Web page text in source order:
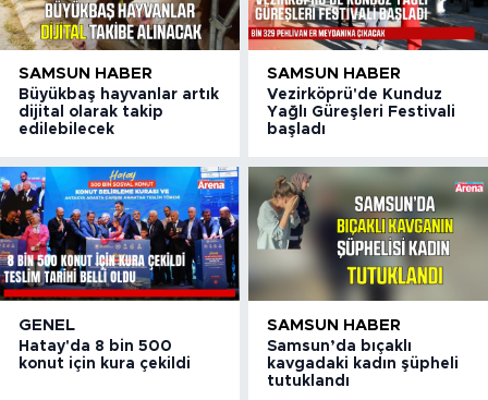
SAMSUN HABER
Büyükbaş hayvanlar artık
dijital olarak takip
edilebilecek
SAMSUN HABER
Vezirköprü'de Kunduz
Yağlı Güreşleri Festivali
başladı
GENEL
Hatay'da 8 bin 500
konut için kura çekildi
SAMSUN HABER
Samsun’da bıçaklı
kavgadaki kadın şüpheli
tutuklandı